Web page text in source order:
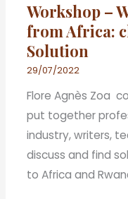
Workshop –
from Africa:
Solution
29/07/2022
Flore Agnès Zoa
put together
industry, writers,
discuss and find
to Africa and